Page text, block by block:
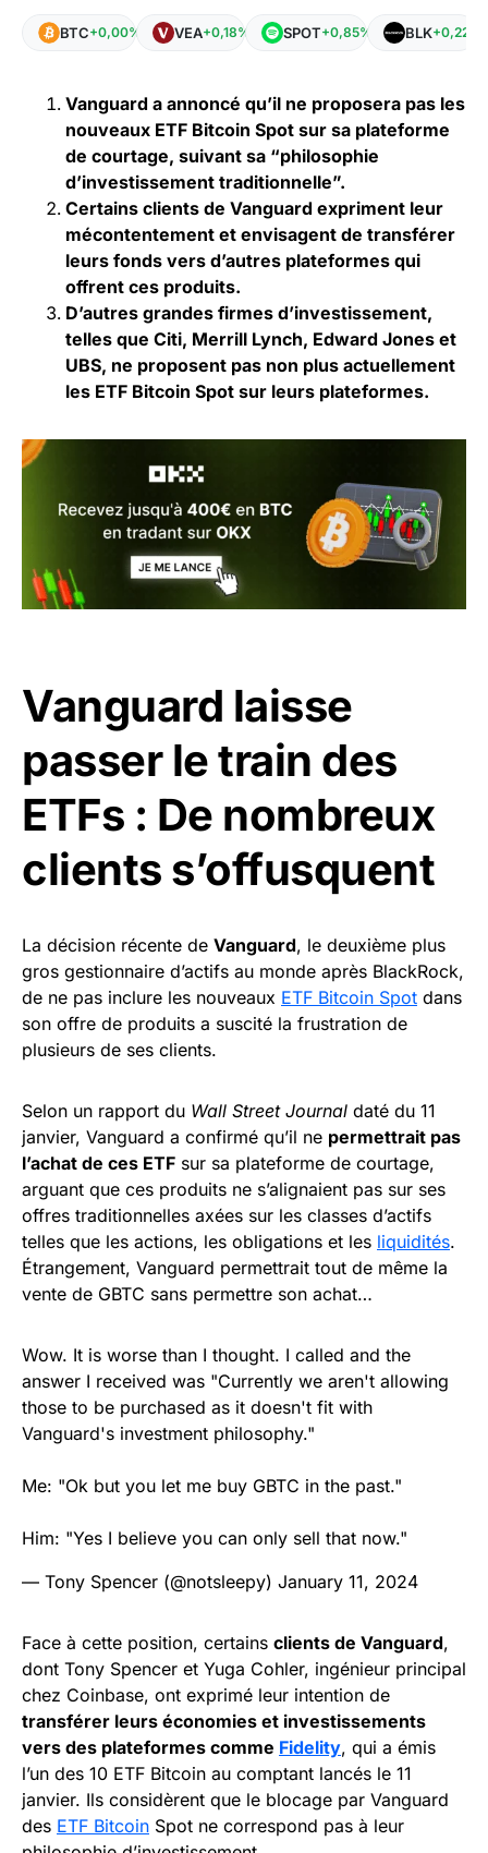
BTC+0,00% VEA+0,18% SPOT+0,85% BLK+0,22%
Vanguard a annoncé qu’il ne proposera pas les
nouveaux ETF Bitcoin Spot sur sa plateforme
de courtage, suivant sa “philosophie
d’investissement traditionnelle”.
Certains clients de Vanguard expriment leur
mécontentement et envisagent de transférer
leurs fonds vers d’autres plateformes qui
offrent ces produits.
D’autres grandes firmes d’investissement,
telles que Citi, Merrill Lynch, Edward Jones et
UBS, ne proposent pas non plus actuellement
les ETF Bitcoin Spot sur leurs plateformes.
Vanguard laisse
passer le train des
ETFs : De nombreux
clients s’offusquent
La décision récente de Vanguard, le deuxième plus
gros gestionnaire d’actifs au monde après BlackRock,
de ne pas inclure les nouveaux ETF Bitcoin Spot dans
son offre de produits a suscité la frustration de
plusieurs de ses clients.
Selon un rapport du Wall Street Journal daté du 11
janvier, Vanguard a confirmé qu’il ne permettrait pas
l’achat de ces ETF sur sa plateforme de courtage,
arguant que ces produits ne s’alignaient pas sur ses
offres traditionnelles axées sur les classes d’actifs
telles que les actions, les obligations et les liquidités.
Étrangement, Vanguard permettrait tout de même la
vente de GBTC sans permettre son achat…
Wow. It is worse than I thought. I called and the
answer I received was "Currently we aren't allowing
those to be purchased as it doesn't fit with
Vanguard's investment philosophy."
Me: "Ok but you let me buy GBTC in the past."
Him: "Yes I believe you can only sell that now."
— Tony Spencer (@notsleepy) January 11, 2024
Face à cette position, certains clients de Vanguard,
dont Tony Spencer et Yuga Cohler, ingénieur principal
chez Coinbase, ont exprimé leur intention de
transférer leurs économies et investissements
vers des plateformes comme Fidelity, qui a émis
l’un des 10 ETF Bitcoin au comptant lancés le 11
janvier. Ils considèrent que le blocage par Vanguard
des ETF Bitcoin Spot ne correspond pas à leur